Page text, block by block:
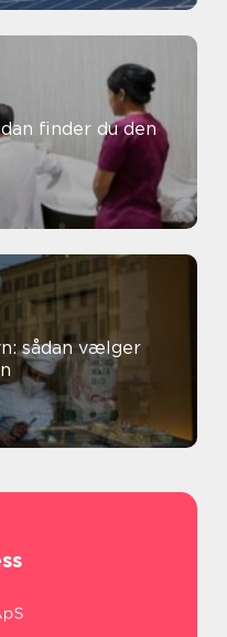
sådan vælger